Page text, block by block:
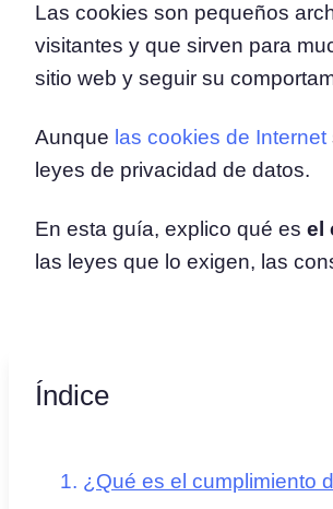
Las cookies son pequeños
visitantes y que sirven para
sitio web y seguir su
Aunque las cookies de Internet
leyes de privacidad de datos.
En esta guía, explico qué es el
las leyes que lo exigen, las
Índice
¿Qué es el cumplimiento